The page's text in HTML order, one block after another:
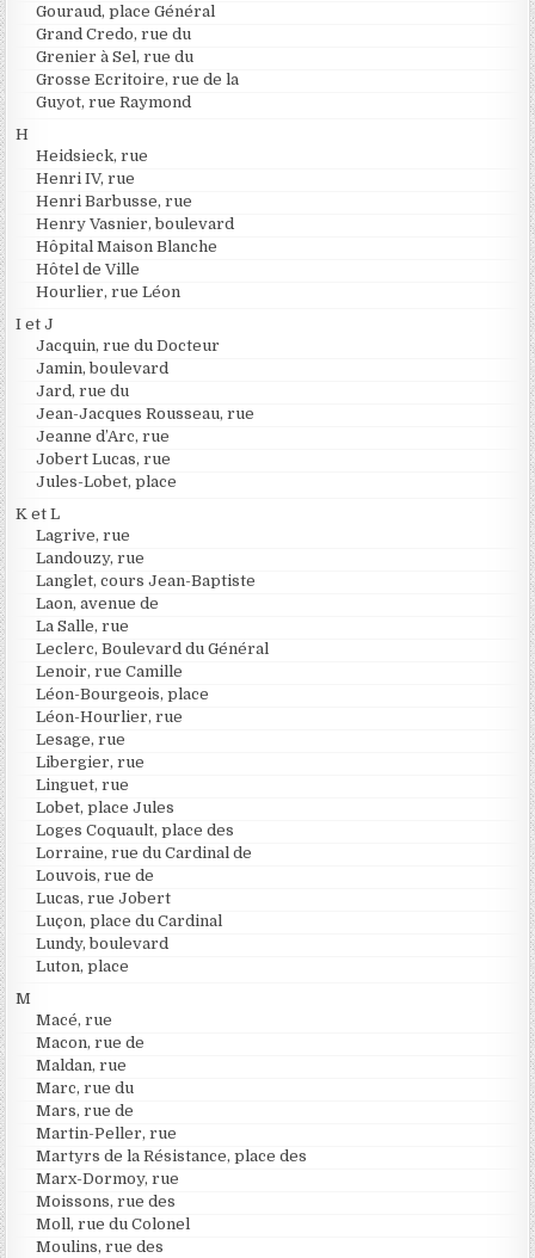
Gouraud, place Général
Grand Credo, rue du
Grenier à Sel, rue du
Grosse Ecritoire, rue de la
Guyot, rue Raymond
H
Heidsieck, rue
Henri IV, rue
Henri Barbusse, rue
Henry Vasnier, boulevard
Hôpital Maison Blanche
Hôtel de Ville
Hourlier, rue Léon
I et J
Jacquin, rue du Docteur
Jamin, boulevard
Jard, rue du
Jean-Jacques Rousseau, rue
Jeanne d’Arc, rue
Jobert Lucas, rue
Jules-Lobet, place
K et L
Lagrive, rue
Landouzy, rue
Langlet, cours Jean-Baptiste
Laon, avenue de
La Salle, rue
Leclerc, Boulevard du Général
Lenoir, rue Camille
Léon-Bourgeois, place
Léon-Hourlier, rue
Lesage, rue
Libergier, rue
Linguet, rue
Lobet, place Jules
Loges Coquault, place des
Lorraine, rue du Cardinal de
Louvois, rue de
Lucas, rue Jobert
Luçon, place du Cardinal
Lundy, boulevard
Luton, place
M
Macé, rue
Macon, rue de
Maldan, rue
Marc, rue du
Mars, rue de
Martin-Peller, rue
Martyrs de la Résistance, place des
Marx-Dormoy, rue
Moissons, rue des
Moll, rue du Colonel
Moulins, rue des